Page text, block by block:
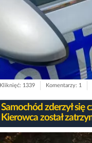
Kliknięć: 1339 Komentarzy: 1
Samochód zderzył się
Kierowca został